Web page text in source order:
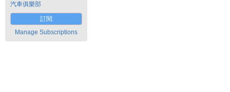
汽車俱樂部
訂閱
Manage Subscriptions